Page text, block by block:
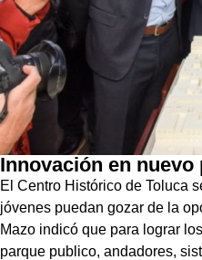
Innovación en nuevo
El Centro Histórico de Toluca
jóvenes puedan gozar de la
Mazo indicó que para lograr
parque publico, andadores,